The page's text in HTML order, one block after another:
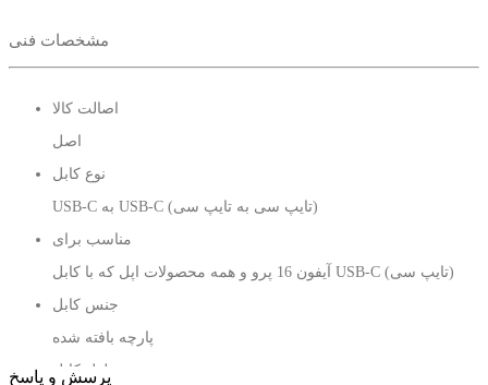
مشخصات فنی
اصالت کالا
اصل
نوع کابل
USB-C به USB-C (تایپ سی به تایپ سی)
مناسب برای
آیفون 16 پرو و همه محصولات اپل که با کابل USB-C (تایپ سی)
جنس کابل
پارچه بافته شده
طول کابل
پرسش و پاسخ